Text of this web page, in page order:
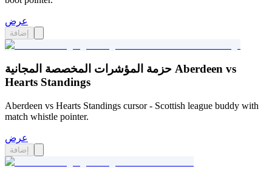
عرض
إضافة
حزمة المؤشرات المخصصة المجانية Aberdeen vs
Hearts Standings
Aberdeen vs Hearts Standings cursor - Scottish league buddy with
match whistle pointer.
عرض
إضافة